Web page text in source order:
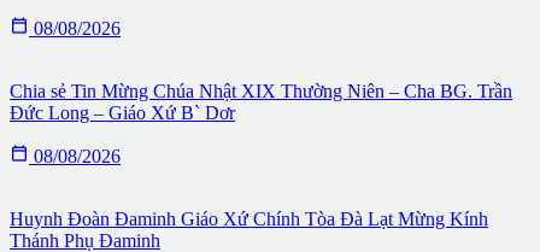
 08/08/2026
Chia sẻ Tin Mừng Chúa Nhật XIX Thường Niên – Cha BG. Trần
Đức Long – Giáo Xứ B` Dơr
 08/08/2026
Huynh Đoàn Đaminh Giáo Xứ Chính Tòa Đà Lạt Mừng Kính
Thánh Phụ Đaminh